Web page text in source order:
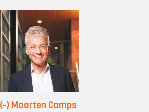
(-) Maarten Camps